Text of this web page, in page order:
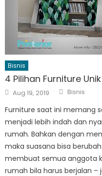
Bisnis
4 Pilihan Furniture
Posted
on
Aug 19, 2019 Author
Bisnis
Furniture saat ini memang
menjadi lebih indah dan
rumah. Bahkan dengan
maka suasana bisa
membuat semua anggota
rumah bila harus berjalan –